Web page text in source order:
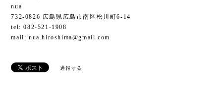
nua
732-0826 広島県広島市南区松川町6-14
tel: 082-521-1908
mail: nua.hiroshima@gmail.com
通報する